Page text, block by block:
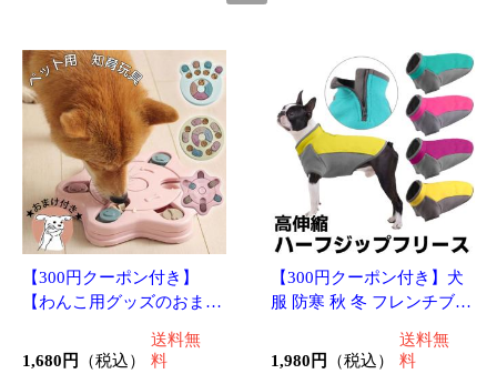
送料無料
14P (1.0%)
1,680円（税込）
送料無料
16P (1.0%) (1.0%)
2,980円（税込）
送料無料
29P
1,480円（税込）
送料無料
14P (1.0%)
2,480円 （税込）
24P (1.0%)